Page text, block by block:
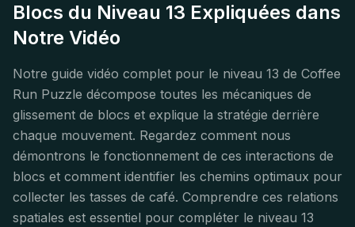
Blocs du Niveau 13 Expliquées dans
Notre Vidéo
Notre guide vidéo complet pour le niveau 13 de Coffee
Run Puzzle décompose toutes les mécaniques de
glissement de blocs et explique la stratégie derrière
chaque mouvement. Regardez comment nous
démontrons le fonctionnement de ces interactions de
blocs et comment identifier les chemins optimaux pour
collecter les tasses de café. Comprendre ces relations
spatiales est essentiel pour compléter le niveau 13